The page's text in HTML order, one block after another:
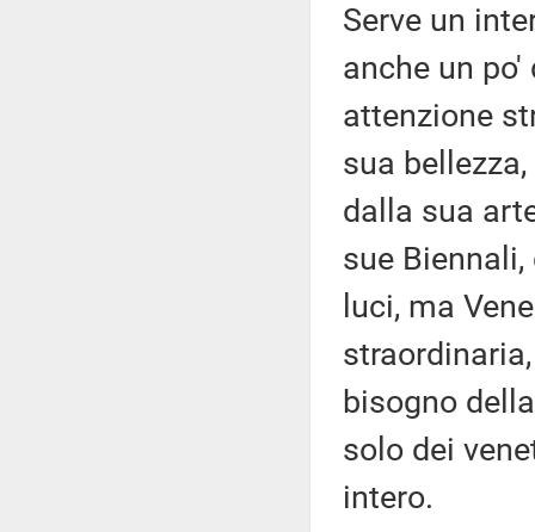
Serve un
anche un
attenzione
sua
dalla sua
sue
luci, ma
bisogno
solo dei
intero.